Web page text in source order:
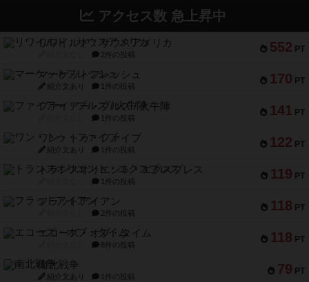
アクセス数 急上昇中
552 PT
リワイルド：サウスアメリカ
2件の投稿
170 PT
マーケットフレッシュ
紹介文あり 1件の投稿
141 PT
ファイアー・ブルズ / 火牛陣
1件の投稿
122 PT
ワン・トゥ・ファイブ
紹介文あり 1件の投稿
119 PT
トランスオリエント・エクスプレス
1件の投稿
118 PT
フラットアイアン
2件の投稿
118 PT
エコーズ・オブ・タイム
8件の投稿
79 PT
南北戦争
紹介文あり 1件の投稿